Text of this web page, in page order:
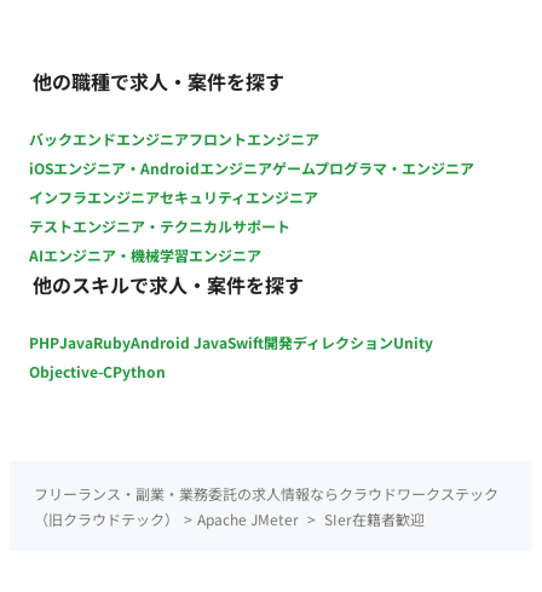
他の職種で求人・案件を探す
バックエンドエンジニアフロントエンジニア
iOSエンジニア・Androidエンジニアゲームプログラマ・エンジニア
インフラエンジニアセキュリティエンジニア
テストエンジニア・テクニカルサポート
AIエンジニア・機械学習エンジニア
他のスキルで求人・案件を探す
PHPJavaRubyAndroid JavaSwift開発ディレクションUnity
Objective-CPython
フリーランス・副業・業務委託の求人情報ならクラウドワークステック
（旧クラウドテック）
> Apache JMeter > SIer在籍者歓迎